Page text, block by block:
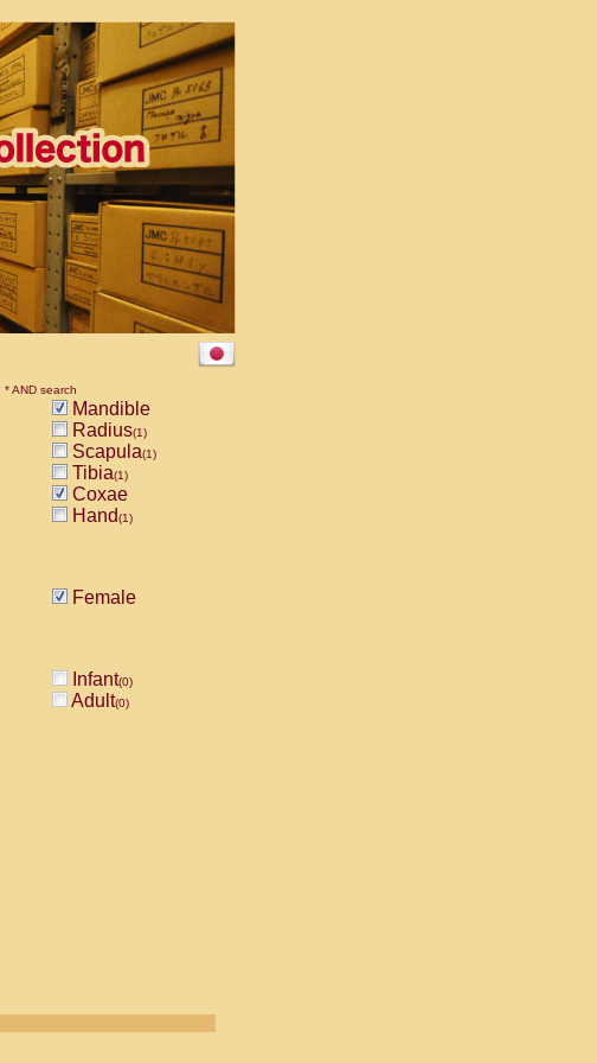
* AND search
Mandible
Radius(1)
Scapula(1)
Tibia(1)
Coxae
Hand(1)
Female
Infant(0)
Adult(0)